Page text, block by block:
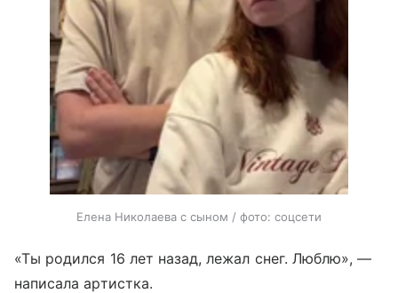
Елена Николаева с сыном / фото: соцсети
«Ты родился 16 лет назад, лежал снег. Люблю», —
написала артистка.